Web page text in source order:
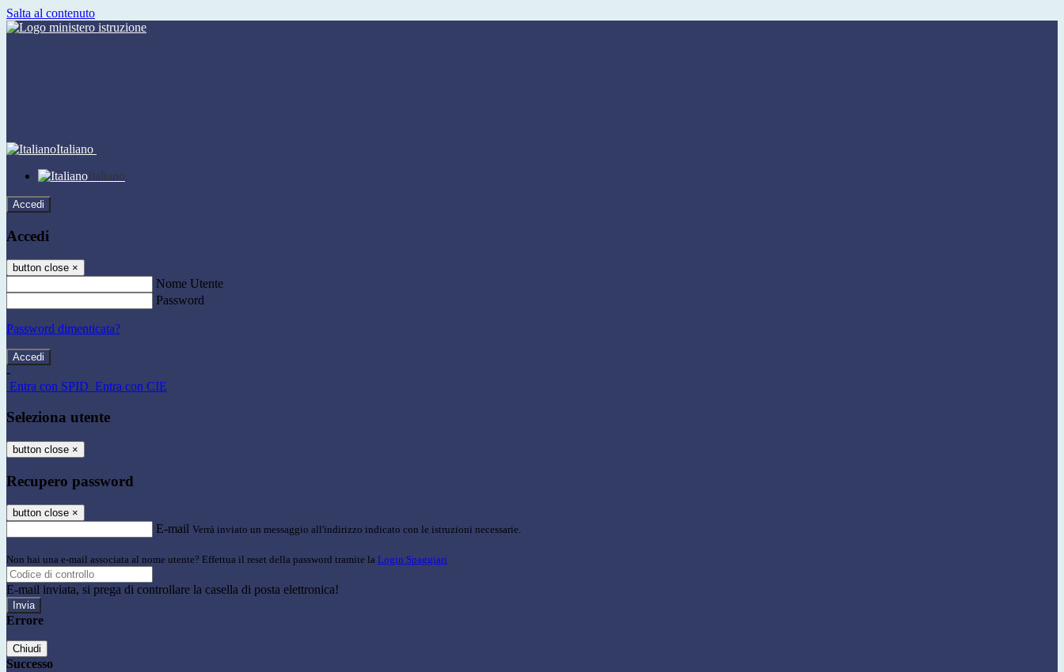
Salta al contenuto
Italiano
Italiano
Accedi
Accedi
button close ×
Nome Utente
Password
Password dimenticata?
-
Entra con SPID Entra con CIE
Seleziona utente
button close ×
Recupero password
button close ×
E-mail Verrà inviato un messaggio all'indirizzo indicato con le istruzioni necessarie.
Non hai una e-mail associata al nome utente? Effettua il reset della password tramite la Login Spaggiari
E-mail inviata, si prega di controllare la casella di posta elettronica!
Errore
Chiudi
Successo